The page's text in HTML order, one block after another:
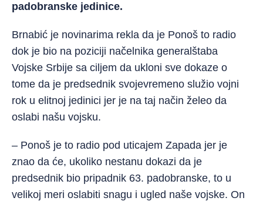
padobranske jedinice.
Brnabić je novinarima rekla da je Ponoš to radio
dok je bio na poziciji načelnika generalštaba
Vojske Srbije sa ciljem da ukloni sve dokaze o
tome da je predsednik svojevremeno služio vojni
rok u elitnoj jedinici jer je na taj način želeo da
oslabi našu vojsku.
– Ponoš je to radio pod uticajem Zapada jer je
znao da će, ukoliko nestanu dokazi da je
predsednik bio pripadnik 63. padobranske, to u
velikoj meri oslabiti snagu i ugled naše vojske. On